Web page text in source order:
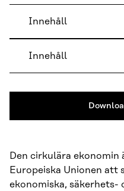
Innehåll
Innehåll
Den cirkulära
Europeiska Unionen att
ekonomiska, säkerhets-